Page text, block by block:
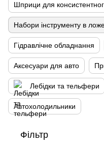
Шприци для
Набори інструменту в
Гідравлічне обладнання
Аксесуари для авто
Лебідки та тельфери
Автохолодильники
Фільтр